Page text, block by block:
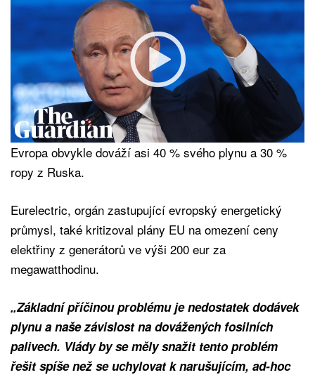
Evropa obvykle dováží asi 40 % svého plynu a 30 %
ropy z Ruska.
Eurelectric, orgán zastupující evropský energetický
průmysl, také kritizoval plány EU na omezení ceny
elektřiny z generátorů ve výši 200 eur za
megawatthodinu.
„Základní příčinou problému je nedostatek dodávek
plynu a naše závislost na dovážených fosilních
palivech. Vlády by se měly snažit tento problém
řešit spíše než se uchylovat k narušujícím, ad-hoc